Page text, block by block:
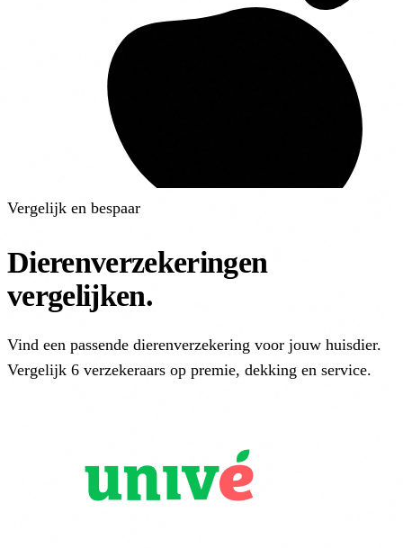
Vergelijk en bespaar
Dierenverzekeringen
vergelijken.
Vind een passende dierenverzekering voor jouw huisdier.
Vergelijk 6 verzekeraars op premie, dekking en service.